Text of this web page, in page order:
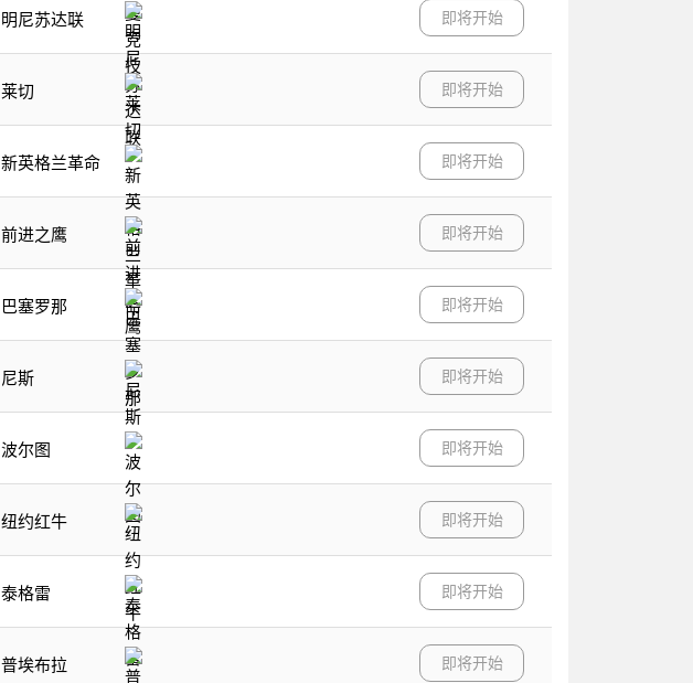
明尼苏达联 即将开始
莱切 即将开始
新英格兰革命 即将开始
前进之鹰 即将开始
巴塞罗那 即将开始
尼斯 即将开始
波尔图 即将开始
纽约红牛 即将开始
泰格雷 即将开始
普埃布拉 即将开始